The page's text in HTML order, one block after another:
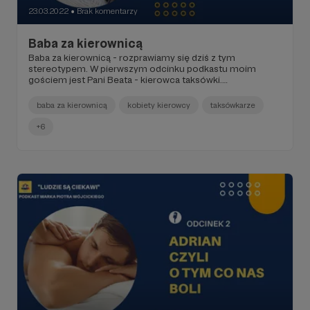
23.03.2022 ● Brak komentarzy
Baba za kierownicą
Baba za kierownicą - rozprawiamy się dziś z tym
stereotypem. W pierwszym odcinku podkastu moim
gościem jest Pani Beata - kierowca taksówki.
klientach - dla których taksówkarze są często
powiernikami. Mówimy też o tematach, które się w
taksówkach porusza (ba są takie, których lepiej unikać).
baba za kierownicą kobiety kierowcy taksówkarze
+6